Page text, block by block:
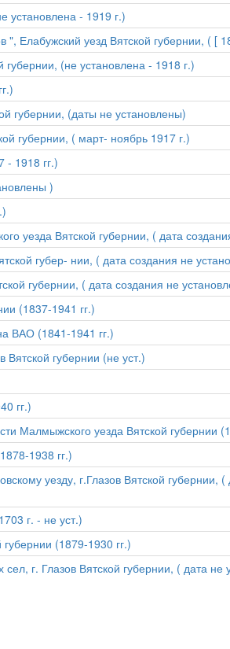
установлена - 1919 г.)
уезд Вятской губернии, ( [
губернии, (не установлена - 1918 г.)
губернии, (даты не установлены)
губернии, ( март- ноябрь 1917 г.)
- 1918 гг.)
)
уезда Вятской губернии, ( дата
губер- нии, ( дата создания не
губернии, ( дата создания не
(1837-1941 гг.)
ВАО (1841-1941 гг.)
Вятской губернии (не уст.)
гг.)
Малмыжского уезда Вятской губернии
1938 гг.)
уезду, г.Глазов Вятской губернии,
г. - не уст.)
(1879-1930 гг.)
г. Глазов Вятской губернии, ( дата не